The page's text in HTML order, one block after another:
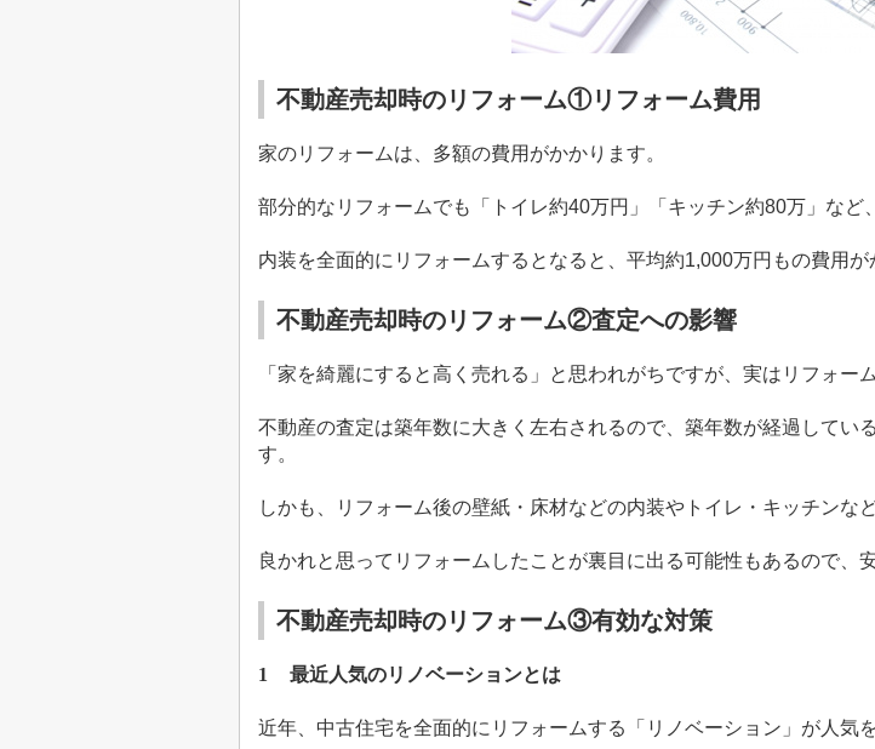
不動産売却時のリフォーム①リフォーム費用
家のリフォームは、多額の費用がかかります。
部分的なリフォームでも「トイレ約40万円」「キッチン約80万」など
内装を全面的にリフォームするとなると、平均約1,000万円もの費用が
不動産売却時のリフォーム②査定への影響
「家を綺麗にすると高く売れる」と思われがちですが、実はリフォー
不動産の査定は築年数に大きく左右されるので、築年数が経過してい
す。
しかも、リフォーム後の壁紙・床材などの内装やトイレ・キッチンな
良かれと思ってリフォームしたことが裏目に出る可能性もあるので、
不動産売却時のリフォーム③有効な対策
1 最近人気のリノベーションとは
近年、中古住宅を全面的にリフォームする「リノベーション」が人気